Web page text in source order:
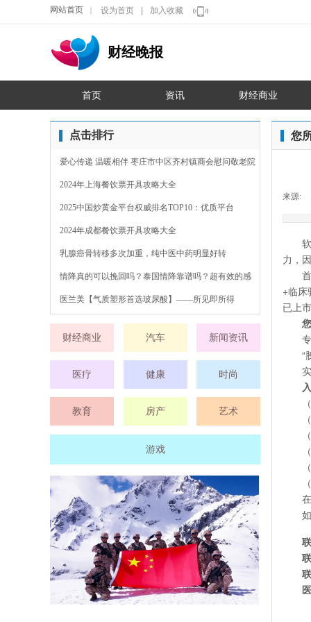
网站首页 设为首页 加入收藏
财经晚报
首页 资讯 财经商业
点击排行 您
来源:
力，
+临
已上
“
爱心传递 温暖相伴 枣庄市中区齐村镇商会慰问敬老院
2024年上海餐饮票开具攻略大全
2025中国炒黄金平台权威排名TOP10：优质平台
2024年成都餐饮票开具攻略大全
乳腺癌骨转移多次加重，纯中医中药明显好转
情降真的可以挽回吗？泰国情降靠谱吗？超有效的感
情裂
医兰美【气质塑形首选玻尿酸】——所见即所得
财经商业 新闻资讯
汽车
健康
医疗 时尚
教育 房产 艺术
游戏